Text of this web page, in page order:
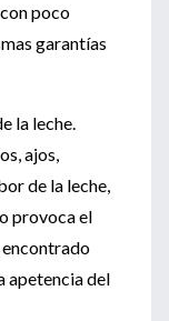
poco
garantías
la leche.
ajos,
de la leche,
provoca el
encontrado
apetencia del